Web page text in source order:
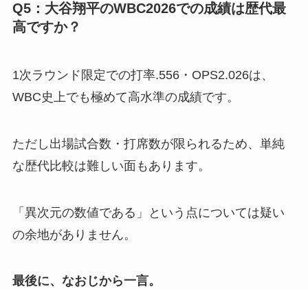
Q5：大谷翔平のWBC2026での成績は歴代最
高ですか？
1次ラウンド限定での打率.556・OPS2.026は、
WBC史上でも極めて高水準の成績です。
ただし出場試合数・打席数が限られるため、単純
な歴代比較は難しい面もあります。
「異次元の数値である」という点については疑い
の余地がありません。
最後に、なおじから一言。